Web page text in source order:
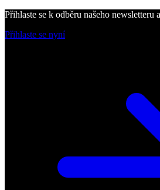
Přihlaste se k odběru našeho newsletteru
Přihlaste se nyní